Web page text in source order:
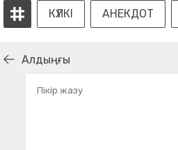
КҮЛКІ АНЕКДОТ
Алдыңғы